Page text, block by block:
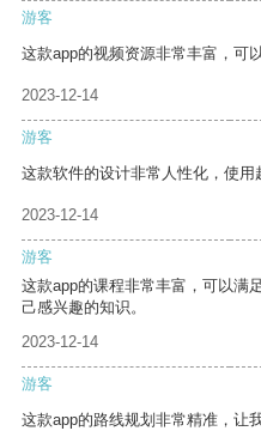
游客
这款app的视频资源非常丰富，可
2023-12-14
游客
这款软件的设计非常人性化，使用
2023-12-14
游客
这款app的课程非常丰富，可以满
己感兴趣的知识。
2023-12-14
游客
这款app的路线规划非常精准，让